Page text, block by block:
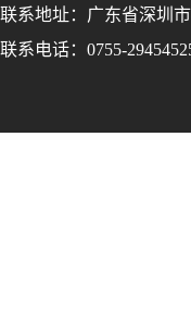
联系地址：广东省深圳
联系电话：0755-